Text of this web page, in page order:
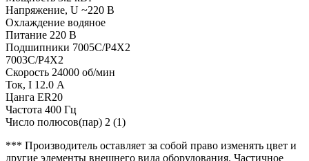
Напряжение, U ~220 В
Охлаждение водяное
Питание 220 В
Подшипники 7005C/P4X2
7003C/P4X2
Скорость 24000 об/мин
Ток, I 12.0 А
Цанга ER20
Частота 400 Гц
Число полюсов(пар) 2 (1)
*** Производитель оставляет за собой право изменять цвет и
другие элементы внешнего вида оборудования. Частичное